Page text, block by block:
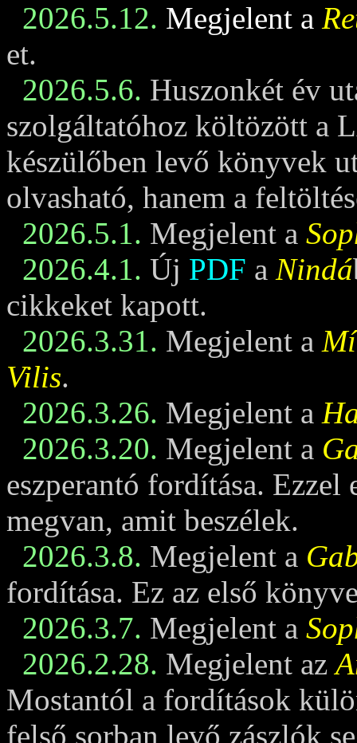
2026.5.12. Megjelent a
et.
2026.5.6. Huszonkét év
szolgáltatóhoz költözött a
készülőben levő könyvek
olvasható, hanem a
2026.5.1. Megjelent a
2026.4.1. Új PDF a Nindá
cikkeket kapott.
2026.3.31. Megjelent a
Vilis.
2026.3.26. Megjelent a
2026.3.20. Megjelent a
eszperantó fordítása. Ezzel
megvan, amit beszélek.
2026.3.8. Megjelent a
fordítása. Ez az első
2026.3.7. Megjelent a
2026.2.28. Megjelent az
Mostantól a fordítások
felső sorban levő zászlók